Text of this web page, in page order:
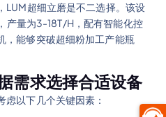
LUM超细立磨是不二选择。该设
量为3-18T/H，配有智能化控
，能够突破超细粉加工产能瓶
需求选择合适设备
以下几个关键因素：